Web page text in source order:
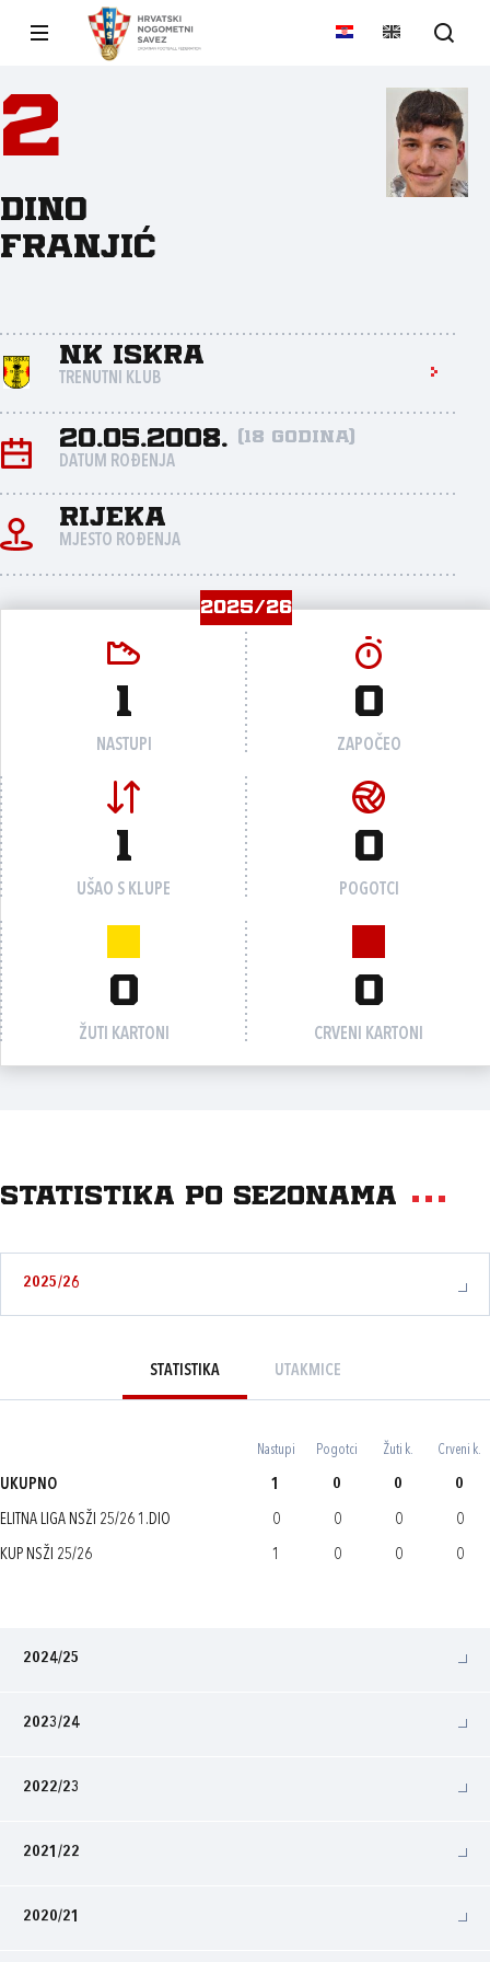
2
Dino
Franjić
NK Iskra
TRENUTNI KLUB
20.05.2008. (18 godina)
DATUM ROĐENJA
Rijeka
MJESTO ROĐENJA
2025/26
1
NASTUPI
0
ZAPOČEO
1
UŠAO S KLUPE
0
POGOTCI
0
ŽUTI KARTONI
0
CRVENI KARTONI
Statistika po sezonama
2025/26
STATISTIKA UTAKMICE
Nastupi Pogotci Žuti k. Crveni k.
UKUPNO 1 0 0 0
ELITNA LIGA NSŽI 25/26 1.DIO 0 0 0 0
KUP NSŽI 25/26 1 0 0 0
2024/25
2023/24
2022/23
2021/22
2020/21